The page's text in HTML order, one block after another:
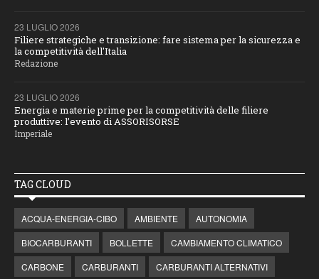
23 LUGLIO 2026
Filiere strategiche e transizione: fare sistema per la sicurezza e
la competitività dell'Italia
Redazione
23 LUGLIO 2026
Energia e materie prime per la competitività delle filiere
produttive: l’evento di ASSORISORSE
Imperiale
TAG CLOUD
ACQUA-ENERGIA-CIBO AMBIENTE
AUTONOMIA
BIOCARBURANTI
BOLLETTE
CAMBIAMENTO CLIMATICO
CARBONE
CARBURANTI
CARBURANTI ALTERNATIVI